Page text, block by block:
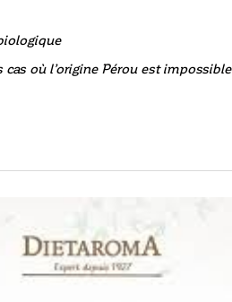
où l’origine Pérou est impossible